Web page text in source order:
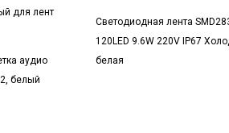
для лент
аудио
белый
Светодиодная лента
120LED 9.6W 220V IP67
белая